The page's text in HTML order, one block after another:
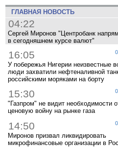
ГЛАВНАЯ НОВОСТЬ
04:22
Сергей Миронов "Центробанк
в сегодняшнем курсе валют"
16:05
У побережья Нигерии неизвестные
люди захватили нефтеналивной
российскими моряками на борту
15:30
"Газпром" не видит необходимости
ценовую войну на рынке газа
14:50
Миронов призвал ликвидировать
микрофинансовые организации в